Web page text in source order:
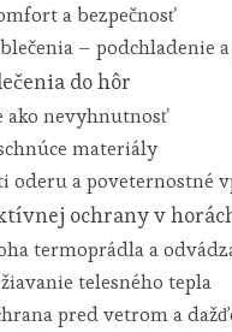
a bezpečnosť
– podchladenie
do hôr
ako nevyhnutnosť
materiály
oderu a poveternostné
ochrany v
termoprádla a
telesného tepla
pred vetrom a